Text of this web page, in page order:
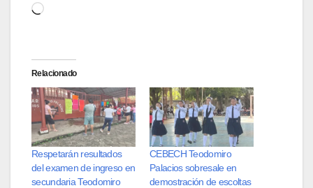
Loading…
Relacionado
Respetarán resultados
del examen de ingreso en
secundaria Teodomiro
CEBECH Teodomiro
Palacios sobresale en
demostración de escoltas